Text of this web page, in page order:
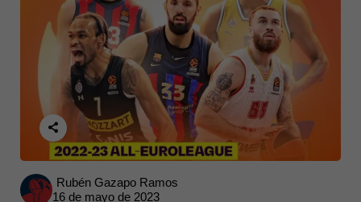
Posted
Rubén Gazapo Ramos
16 de mayo de 2023